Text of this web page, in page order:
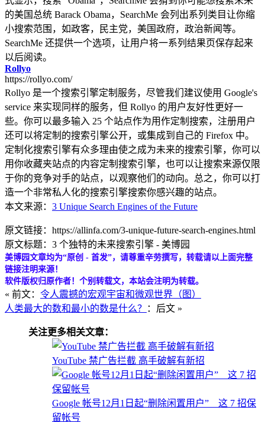
的美国总统 Barack Obama，SearchMe 会列出系列类目让你缩
小搜索范围，如政客，民主党，美国政府，政治新闻等。
SearchMe 还提供一个选项，让用户将一系列结果页保存起来
以后阅读。
Rollyo
https://rollyo.com/
Rollyo 是一个搜索引擎定制服务，尽管我们建议使用 Google's
service 来实现同样的服务，但 Rollyo 的用户友好性更好一
些。你可以最多输入 25 个站点作为用作定制搜索，注册用户
还可以将定制的搜索引擎公开，或集成到自己的 Firefox 中。
定制化搜索引擎有众多理由使之成为未来的搜索引擎，你可以
用你收藏夹站点的内容定制搜索引擎，也可以让搜索来源仅限
于你的竞争对手的站点，以观察他们的动向。总之，你可以打
造一个非常私人化的搜索引擎搜索你感兴趣的站点。
本文来源： 3 Unique Search Engines of the Future
原文链接：https://allinfa.com/3-unique-future-search-engines.html
原文标题：3 个独特的未来搜索引擎 - 美博园
美博园文章均为“原创 - 首发”，请尊重辛劳撰写，转载请以上面完整
链接注明来源！
软件版权归原作者！个别转载文，本站会注明为转载。
« 前文： 令人震撼的宏观宇宙和微观世界（图）
人类最大的数和最小的数是什么？
：后文 »
关注更多相关文章：
YouTube 禁广告拦截 高手破解有新招
Google 帐号12月1日起“删除闲置用户” 这 7 招保
留帐号